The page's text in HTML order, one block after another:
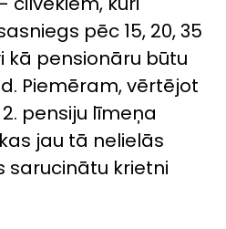
pēc 15, 20, 35
pensionāru būtu
Piemēram, vērtējot
pensiju līmeņa
jau tā nelielās
sarucinātu krietni